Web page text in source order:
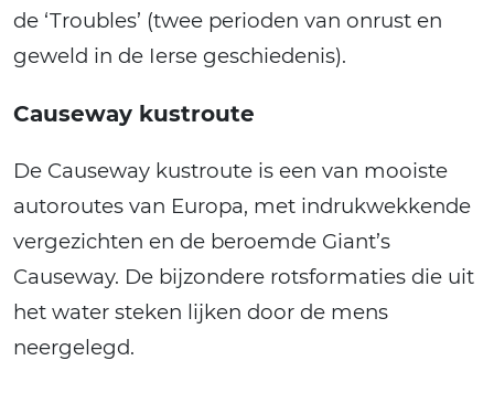
de ‘Troubles’ (twee perioden van onrust en
geweld in de Ierse geschiedenis).
Causeway kustroute
De Causeway kustroute is een van mooiste
autoroutes van Europa, met indrukwekkende
vergezichten en de beroemde Giant’s
Causeway. De bijzondere rotsformaties die uit
het water steken lijken door de mens
neergelegd.